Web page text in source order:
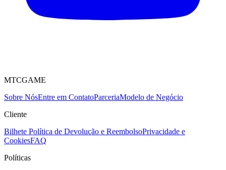
MTCGAME
Sobre NósEntre em ContatoParceriaModelo de Negócio
Cliente
Bilhete Política de Devolução e ReembolsoPrivacidade e
CookiesFAQ
Políticas